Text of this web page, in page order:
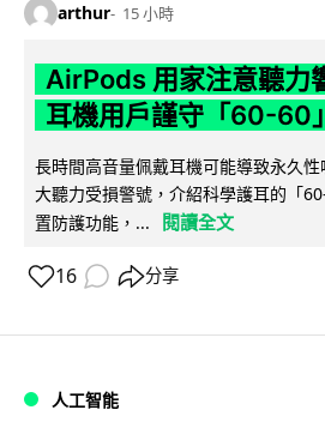
arthur 15 小時
AirPods 用家注意聽力
耳機用戶謹守「60-60
長時間高音量佩戴耳機可能導致永久
大聽力受損警號，介紹科學護耳的「
置防護功能，...
閱讀全文
16 分享
人工智能